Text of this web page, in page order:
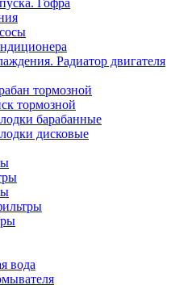
Гофра
Радиатор двигателя
тормозной
тормозной
барабанные
дисковые
вода